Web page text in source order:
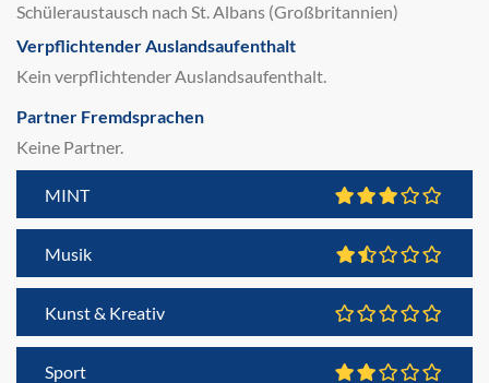
Schüleraustausch nach St. Albans (Großbritannien)
Verpflichtender Auslandsaufenthalt
Kein verpflichtender Auslandsaufenthalt.
Partner Fremdsprachen
Keine Partner.
MINT
Musik
Kunst & Kreativ
Sport